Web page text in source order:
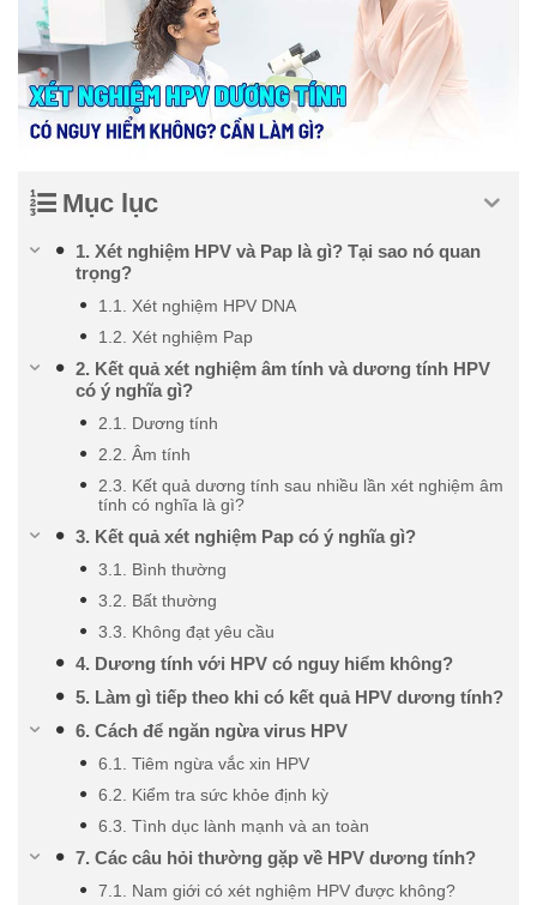
Mục lục
1. Xét nghiệm HPV và Pap là gì? Tại sao nó quan
trọng?
1.1. Xét nghiệm HPV DNA
1.2. Xét nghiệm Pap
2. Kết quả xét nghiệm âm tính và dương tính HPV
có ý nghĩa gì?
2.1. Dương tính
2.2. Âm tính
2.3. Kết quả dương tính sau nhiều lần xét nghiệm âm
tính có nghĩa là gì?
3. Kết quả xét nghiệm Pap có ý nghĩa gì?
3.1. Bình thường
3.2. Bất thường
3.3. Không đạt yêu cầu
4. Dương tính với HPV có nguy hiểm không?
5. Làm gì tiếp theo khi có kết quả HPV dương tính?
6. Cách để ngăn ngừa virus HPV
6.1. Tiêm ngừa vắc xin HPV
6.2. Kiểm tra sức khỏe định kỳ
6.3. Tình dục lành mạnh và an toàn
7. Các câu hỏi thường gặp về HPV dương tính?
7.1. Nam giới có xét nghiệm HPV được không?